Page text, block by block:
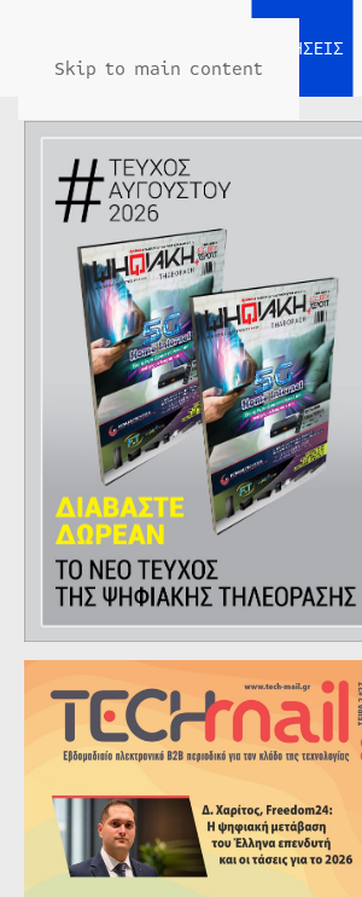
Skip to main content
ΕΙΔΗΣΕΙΣ